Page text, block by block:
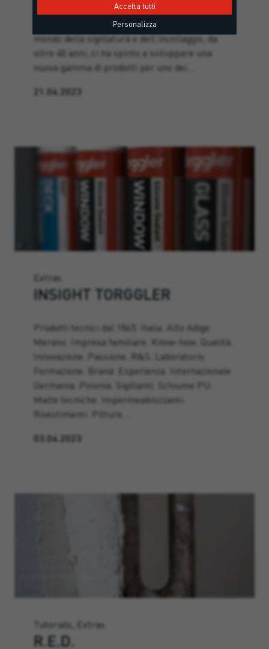
La nostra storia di prodotti e successi nel
mondo della sigillatura e dell‘incollaggio, da
oltre 40 anni, ci ha spinto a sviluppare una
nuova gamma di prodotti per uno dei…
21.04.2023
Extras
INSIGHT TORGGLER
Prodotti tecnici dal 1865. Italia. Alto Adige.
Merano. Impresa familiare. Know-how. Qualità.
Innovazione. Passione. R&S. Laboratorio.
Formazione. Brand. Esperienza. Internazionale.
Germania. Polonia. Sigillanti. Schiume PU.
Malte tecniche. Impermeabilizzanti.
Rivestimenti. Pitture.…
03.04.2023
Tutorials, Extras
R.E.D.
Accetta tutti
Personalizza